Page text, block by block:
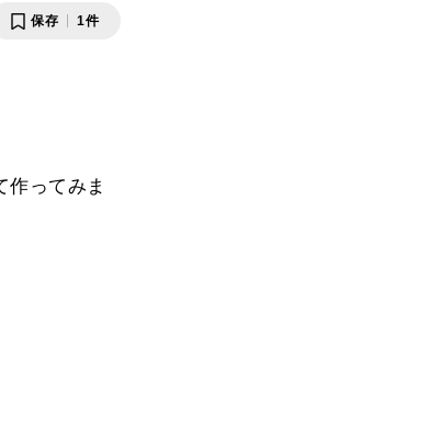
保存 1件
ってみま